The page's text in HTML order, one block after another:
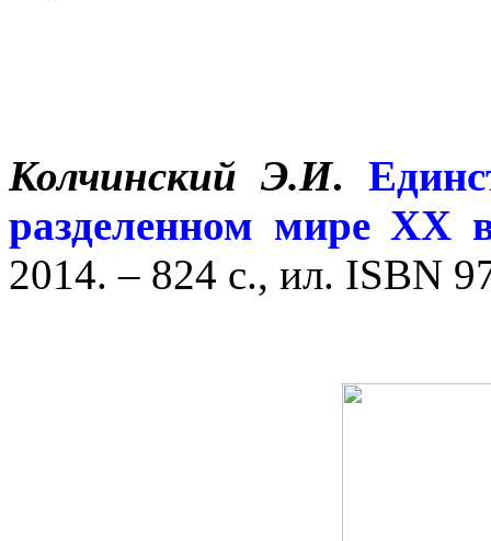
Колчинский Э.И.
разделенном мире XX
2014. – 824 с., ил. ISBN